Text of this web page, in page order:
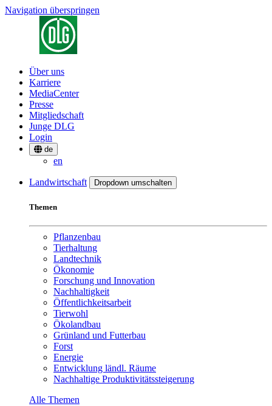
Navigation überspringen
Über uns
Karriere
MediaCenter
Presse
Mitgliedschaft
Junge DLG
Login
de
en
Landwirtschaft Dropdown umschalten
Themen
Pflanzenbau
Tierhaltung
Landtechnik
Ökonomie
Forschung und Innovation
Nachhaltigkeit
Öffentlichkeitsarbeit
Tierwohl
Ökolandbau
Grünland und Futterbau
Forst
Energie
Entwicklung ländl. Räume
Nachhaltige Produktivitätssteigerung
Alle Themen